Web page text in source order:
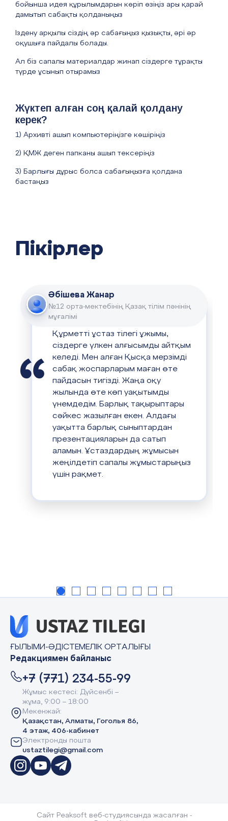
бойынша идея құрылымдарын көріп өзіңіз ары қарай
дамытып сабақты қолданыңыз
Іздену арқылы сіздің әр сабағыңыз қызықты, әрі әр
оқушыға пайдалы болады.
Ал біз сапалы материалдар жинап сіздерге тұрақты
түрде ұсынып отырамыз
Жүктеп алған соң қалай қолдану
керек?
1) Архивті ашып компьютеріңізге көшіріңіз
2) ҚМЖ деген папканы ашып тексеріңіз
3) Барлығы дұрыс болса сабағыңызға қолдана
бастаңыз
Пікірлер
Әбішева Жанар
№12 орта-мектебінің Қазақ тілім пәнінің
мұғалімі
Құрметті ұстаз тілегі ұжымы,
сіздерге үлкен алғысымды айтқым
келеді. Мен алған Қысқа мерзімді
сабақ жоспарларым маған өте
пайдасын тигізді. Жаңа оқу
жылында өте көп уақытымды
үнемдедім. Барлық тақырыптары
сәйкес жазылған екен. Алдағы
уақытта барлық сыныптардан
презентацияларын да сатып
аламын. Ұстаздардың жұмысын
жеңілдетіп сапалы жұмыстарыңыз
үшін рақмет.
ҒЫЛЫМИ-ӘДІСТЕМЕЛІК ОРТАЛЫҒЫ
Редакциямен байланыс
+7 (771) 234-55-99
Жұмыс кестесі: Дүйсенбі –
жұма, 9:00 – 18:00
Мекенжай:
Қазақстан, Алматы, Гоголья 86,
4 этаж, 406-кабинет
Электронды пошта
ustaztilegi@gmail.com
Сайт Peaksoft веб-студиясында жасалған -